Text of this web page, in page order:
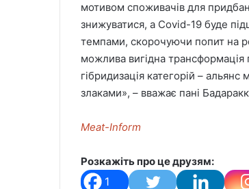
мотивом споживачів для
знижуватися, а Covid-19 буде
темпами, скорочуючи попит на
можлива вигідна
гібридизація категорій –
злаками», – вважає пані
Meat-Inform
Розкажіть про це друзям:
1